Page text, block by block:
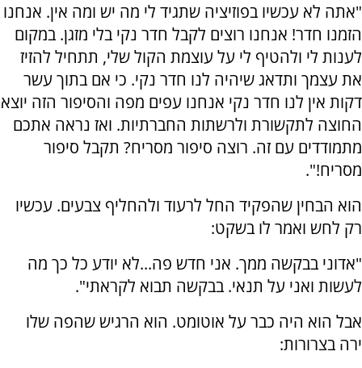
"אתה לא עכשיו בפוזיציה שתגיד לי מה יש ומה אין. אנחנו
הזמנו חדר! אנחנו רוצים לקבל חדר נקי בלי מזגן. במקום
לענות לי ולהטיף לי על עוצמת הקול שלי, תתחיל להזיז
את עצמך ותדאג שיהיה לנו חדר נקי. כי אם בתוך עשר
דקות אין לנו חדר נקי אנחנו עפים מפה והסיפור הזה יוצא
החוצה לתקשורת ולרשתות החברתיות. ואז נראה אתכם
מתמודדים עם זה. רוצה סיפור מסריח? תקבל סיפור
מסריח!".
הוא הבחין שהפקיד החל לרעוד ולהחליף צבעים. עכשיו
רק לחש ואמר לו בשקט:
"אדוני בבקשה ממך. אני חדש פה...לא יודע כל כך מה
לעשות ואני על תנאי. בבקשה תבוא לקראתי".
אבל הוא היה כבר על אוטומט. הוא הרגיש שהפה שלו
ירה בצרורות: